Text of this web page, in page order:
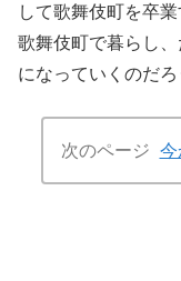
して歌舞伎町を卒
歌舞伎町で暮らし
になっていくのだろ
次のページ 今